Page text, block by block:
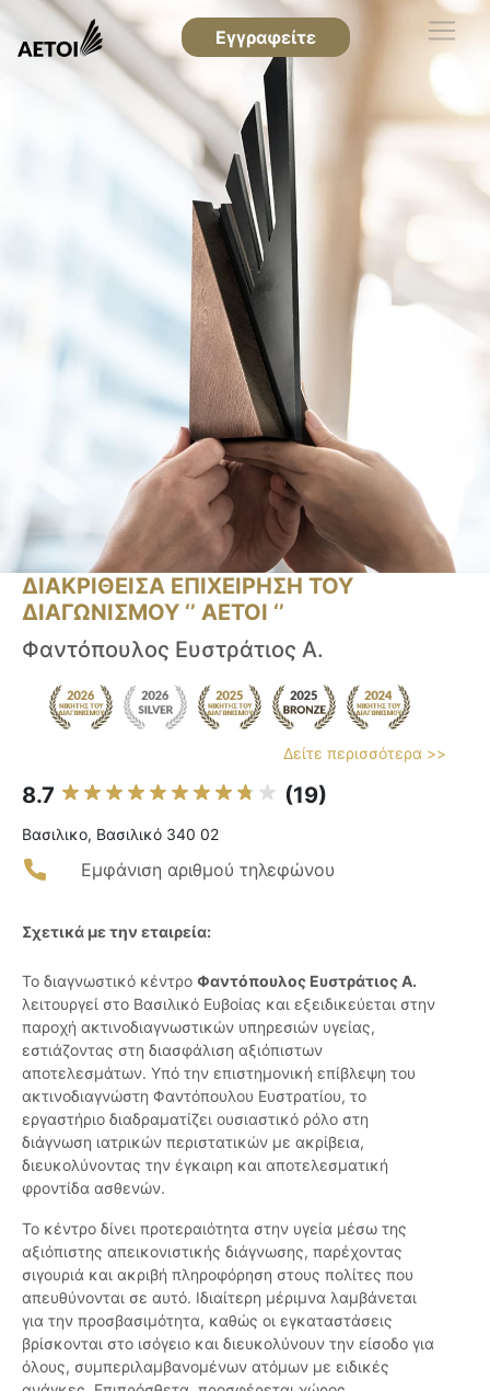
Εγγραφείτε
ΔΙΑΚΡΙΘΕΙΣΑ ΕΠΙΧΕΙΡΗΣΗ ΤΟΥ
ΔΙΑΓΩΝΙΣΜΟΥ ‘’ ΑΕΤΟΙ ‘’
Φαντόπουλος Ευστράτιος Α.
Δείτε περισσότερα >>
8.7 (19)
Βασιλικο, Βασιλικό 340 02
Εμφάνιση αριθμού τηλεφώνου
Σχετικά με την εταιρεία:
Το διαγνωστικό κέντρο Φαντόπουλος Ευστράτιος Α.
λειτουργεί στο Βασιλικό Ευβοίας και εξειδικεύεται στην
παροχή ακτινοδιαγνωστικών υπηρεσιών υγείας,
εστιάζοντας στη διασφάλιση αξιόπιστων
αποτελεσμάτων. Υπό την επιστημονική επίβλεψη του
ακτινοδιαγνώστη Φαντόπουλου Ευστρατίου, το
εργαστήριο διαδραματίζει ουσιαστικό ρόλο στη
διάγνωση ιατρικών περιστατικών με ακρίβεια,
διευκολύνοντας την έγκαιρη και αποτελεσματική
φροντίδα ασθενών.
Το κέντρο δίνει προτεραιότητα στην υγεία μέσω της
αξιόπιστης απεικονιστικής διάγνωσης, παρέχοντας
σιγουριά και ακριβή πληροφόρηση στους πολίτες που
απευθύνονται σε αυτό. Ιδιαίτερη μέριμνα λαμβάνεται
για την προσβασιμότητα, καθώς οι εγκαταστάσεις
βρίσκονται στο ισόγειο και διευκολύνουν την είσοδο για
όλους, συμπεριλαμβανομένων ατόμων με ειδικές